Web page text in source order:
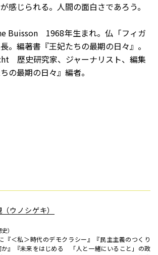
感じられる。人間の面白さであろう。
Buisson 1968年生まれ。仏「フィガ
。編著書『王妃たちの最期の日々』。
歴史研究家、ジャーナリスト、編集
の最期の日々』編者。
ウノシゲキ）
）
『＜私＞時代のデモクラシー』『民主主義のつくり
か』『未来をはじめる 「人と一緒にいること」の政